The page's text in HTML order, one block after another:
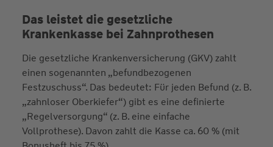
Das leistet die gesetzliche
Krankenkasse bei Zahnprothesen
Die gesetzliche Krankenversicherung (GKV) zahlt
einen sogenannten „befundbezogenen
Festzuschuss“. Das bedeutet: Für jeden Befund (z. B.
„zahnloser Oberkiefer“) gibt es eine definierte
„Regelversorgung“ (z. B. eine einfache
Vollprothese). Davon zahlt die Kasse ca. 60 % (mit